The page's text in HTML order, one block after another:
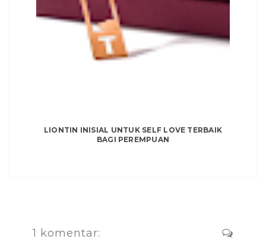
LIONTIN INISIAL UNTUK SELF LOVE TERBAIK
BAGI PEREMPUAN
1 komentar: